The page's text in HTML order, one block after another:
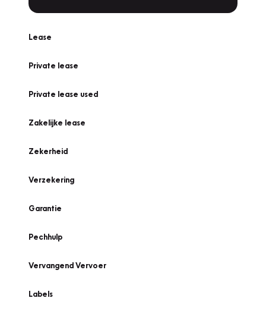
Lease
Private lease
Private lease used
Zakelijke lease
Zekerheid
Verzekering
Garantie
Pechhulp
Vervangend Vervoer
Labels